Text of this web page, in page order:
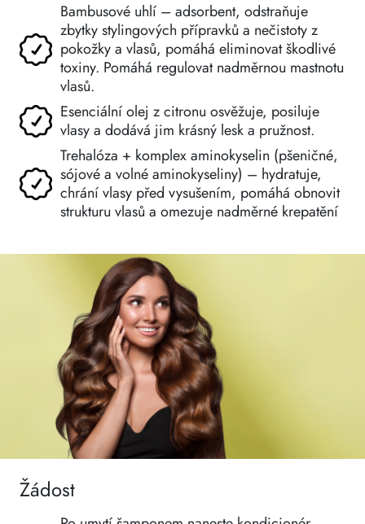
Bambusové uhlí – adsorbent, odstraňuje
zbytky stylingových přípravků a nečistoty z
pokožky a vlasů, pomáhá eliminovat škodlivé
toxiny. Pomáhá regulovat nadměrnou mastnotu
vlasů.
Esenciální olej z citronu osvěžuje, posiluje
vlasy a dodává jim krásný lesk a pružnost.
Trehalóza + komplex aminokyselin (pšeničné,
sójové a volné aminokyseliny) – hydratuje,
chrání vlasy před vysušením, pomáhá obnovit
strukturu vlasů a omezuje nadměrné krepatění
Žádost